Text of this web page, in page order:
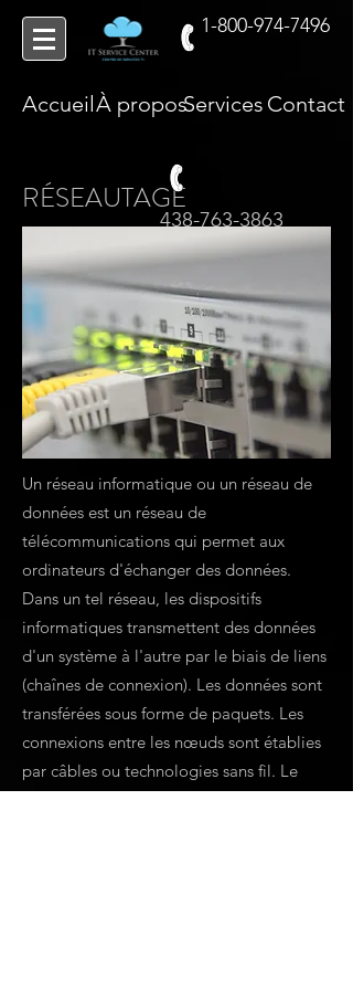
1-800-974-7496
AccueilÀ proposServices Contact
RÉSEAUTAGE
Un réseau informatique ou un réseau de
données est un réseau de
télécommunications qui permet aux
ordinateurs d'échanger des données.
Dans un tel réseau, les dispositifs
informatiques transmettent des données
d'un système à l'autre par le biais de liens
(chaînes de connexion). Les données sont
transférées sous forme de paquets. Les
connexions entre les nœuds sont établies
par câbles ou technologies sans fil. Le
438-763-3863